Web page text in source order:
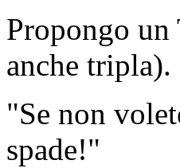
Propongo un
anche tripla).
"Se non
spade!"